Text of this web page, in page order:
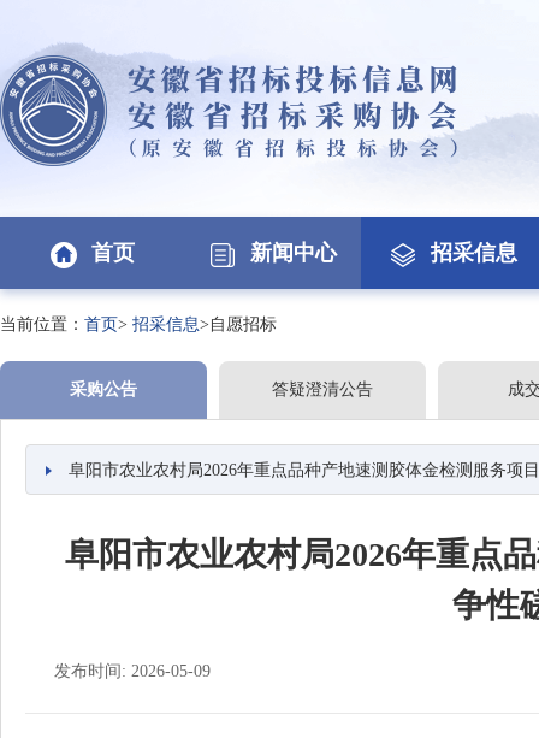
首页 新闻中心 招采信息
当前位置： 首页> 招采信息>自愿招标
采购公告 答疑澄清公告 成
阜阳市农业农村局2026年重点品种产地速测胶体金检测服务项
阜阳市农业农村局2026年重点
争性
发布时间: 2026-05-09